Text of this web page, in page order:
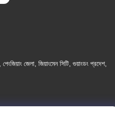
জেলা, জিয়াংমেন সিটি, গুয়াংডং প্রদেশ,